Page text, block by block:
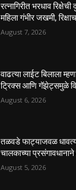
रत्नागिरीत भरधाव
महिला गंभीर जखमी,
August 7, 2026
वाढत्या लाईट बिलाला म्हणा
ट्रिक्स आणि गॅझेट्समुळे
August 6, 2026
तळवडे फाट्याजवळ
चालकाच्या
August 5, 2026